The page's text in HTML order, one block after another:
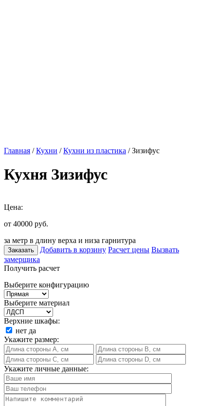
Главная /Кухни /Кухни из пластика / Зизифус
Кухня Зизифус
Цена:
от 40000 руб.
за метр в длину верха и низа гарнитура
Заказать Добавить в корзину Расчет цены Вызвать
замерщика
Получить расчет
Выберите конфигурацию
Выберите материал
Верхние шкафы:
нет да
Укажите размер:
Укажите личные данные: